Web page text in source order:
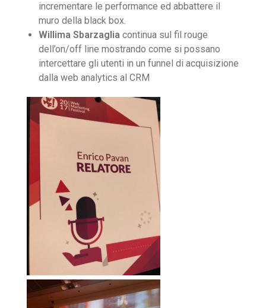
incrementare le performance ed abbattere il
muro della black box.
Willima Sbarzaglia continua sul fil rouge
dell’on/off line mostrando come si possano
intercettare gli utenti in un funnel di acquisizione
dalla web analytics al CRM